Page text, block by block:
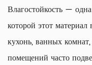
Влагостойкость —
которой этот
кухонь, ванных
помещений часто